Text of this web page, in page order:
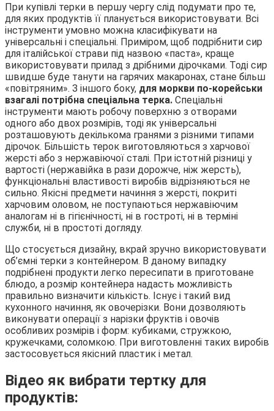
При купівлі терки в першу чергу слід подумати про те,
для яких продуктів її планується використовувати. Всі
інструменти умовно можна класифікувати на
універсальні і спеціальні. Приміром, щоб подрібнити сир
для італійської страви під назвою «паста», краще
використовувати прилад з дрібними дірочками. Тоді сир
швидше буде танути на гарячих макаронах, стане більш
«повітряним». З іншого боку, для моркви по-корейськи
взагалі потрібна спеціальна терка. Спеціальні
інструменти мають робочу поверхню з отворами
одного або двох розмірів, тоді як універсальні
розташовують декількома гранями з різними типами
дірочок. Більшість терок виготовляються з харчової
жерсті або з нержавіючої сталі. При істотній різниці у
вартості (нержавійка в рази дорожче, ніж жерсть),
функціональні властивості виробів відрізняються не
сильно. Якісні предмети начиння з жерсті, покриті
харчовим оловом, не поступаються нержавіючим
аналогам ні в гігієнічності, ні в гостроті, ні в терміні
служби, ні в простоті догляду.
Що стосується дизайну, вкрай зручно використовувати
об’ємні терки з контейнером. В даному випадку
подрібнені продукти легко пересипати в приготоване
блюдо, а розмір контейнера надасть можливість
правильно визначити кількість. Існує і такий вид
кухонного начиння, як овочерізки. Вони дозволяють
виконувати операції з нарізки фруктів і овочів
особливих розмірів і форм: кубиками, стружкою,
кружечками, соломкою. При виготовленні таких виробів
застосовується якісний пластик і метал.
Відео як вибрати тертку для
продуктів: